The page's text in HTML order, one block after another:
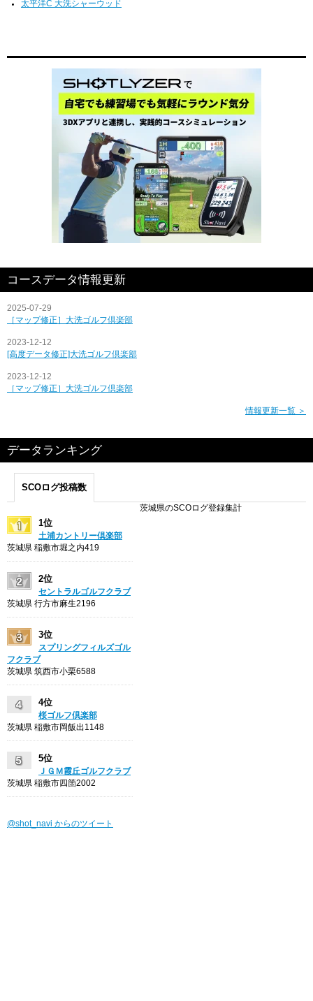
太平洋C 大洗シャーウッド
コースデータ情報更新
2025-07-29
［マップ修正］大洗ゴルフ倶楽部
2023-12-12
[高度データ修正]大洗ゴルフ倶楽部
2023-12-12
［マップ修正］大洗ゴルフ倶楽部
情報更新一覧 ＞
データランキング
SCOログ投稿数
茨城県のSCOログ登録集計
1位
土浦カントリー倶楽部
茨城県 稲敷市堀之内419
2位
セントラルゴルフクラブ
茨城県 行方市麻生2196
3位
スプリングフィルズゴル
フクラブ
茨城県 筑西市小栗6588
4位
桜ゴルフ倶楽部
茨城県 稲敷市岡飯出1148
5位
ＪＧＭ霞丘ゴルフクラブ
茨城県 稲敷市四箇2002
@shot_navi からのツイート